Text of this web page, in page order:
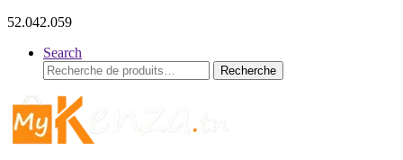
52.042.059
Search
Recherche
pour :
Recherche